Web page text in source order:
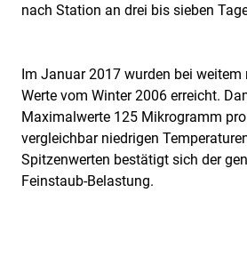
nach Station an drei bis sieben
Im Januar 2017 wurden bei weitem
Werte vom Winter 2006 erreicht.
Maximalwerte 125 Mikrogramm
vergleichbar niedrigen
Spitzenwerten bestätigt sich der
Feinstaub-Belastung.